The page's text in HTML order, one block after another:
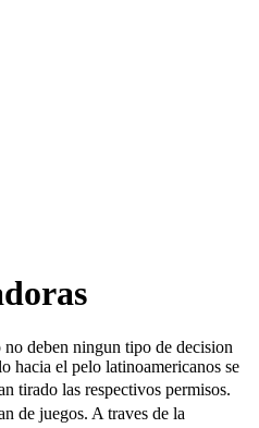
no deben ningun tipo de decision
hacia el pelo latinoamericanos se
tirado las respectivos permisos.
de juegos. A traves de la